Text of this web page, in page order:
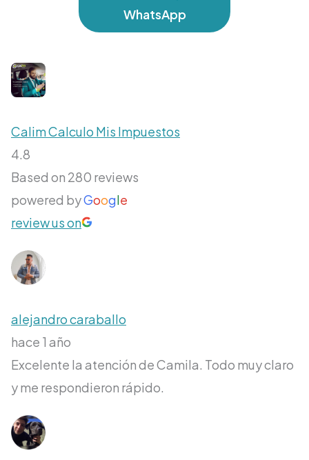
WhatsApp
Calim Calculo Mis Impuestos
4.8
Based on 280 reviews
powered byGoogle
review us on
alejandro caraballo
hace 1 año
Excelente la atención de Camila. Todo muy claro
y me respondieron rápido.